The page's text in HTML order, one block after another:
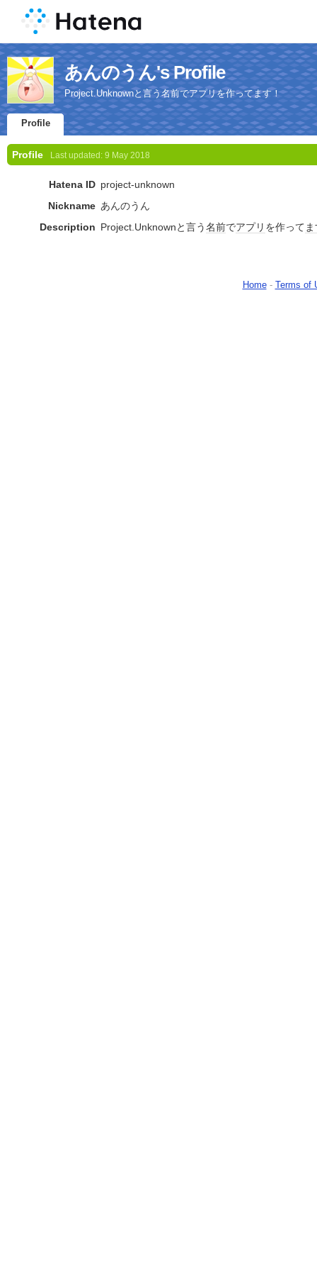
あんのうん's Profile
Project.Unknownと言う名前でアプリを作ってます！
Profile
Profile Last updated: 9 May 2018
Hatena ID project-unknown
Nickname あんのうん
Description Project.Unknownと言う名前でアプリ を作って
Home- Terms of